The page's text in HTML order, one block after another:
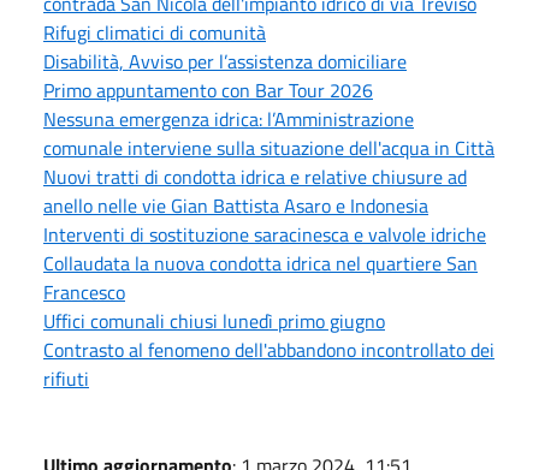
Rifugi climatici di comunità
Disabilità, Avviso per l’assistenza domiciliare
Primo appuntamento con Bar Tour 2026
Nessuna emergenza idrica: l’Amministrazione
comunale interviene sulla situazione dell'acqua in Città
Nuovi tratti di condotta idrica e relative chiusure ad
anello nelle vie Gian Battista Asaro e Indonesia
Interventi di sostituzione saracinesca e valvole idriche
Collaudata la nuova condotta idrica nel quartiere San
Francesco
Uffici comunali chiusi lunedì primo giugno
Contrasto al fenomeno dell'abbandono incontrollato dei
rifiuti